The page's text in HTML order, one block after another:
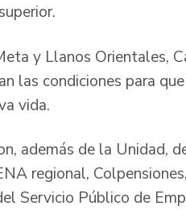
y Llanos Orientales,
las condiciones para
vida.
además de la Unidad,
regional,
Servicio Público de